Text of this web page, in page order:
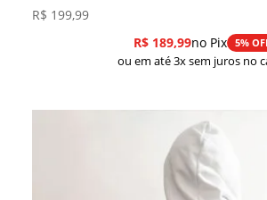
R$ 199,99
R$189,99no Pix 5%
ou em até 3x sem juros no